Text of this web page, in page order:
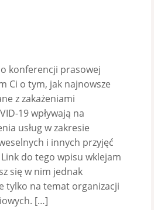
konferencji prasowej
Ci o tym, jak najnowsze
z zakażeniami
19 wpływają na
usług w zakresie
i innych przyjęć
do tego wpisu wklejam
się w nim jednak
tylko na temat organizacji
[…]